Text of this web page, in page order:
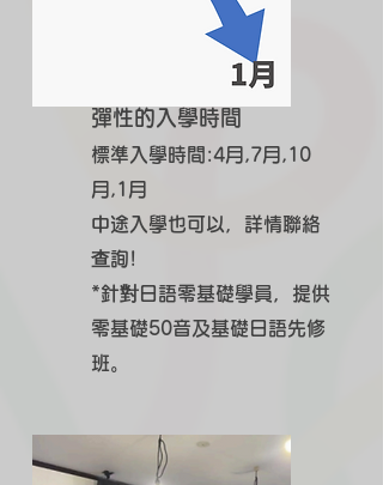
彈性的入學時間
標準入學時間:4月,7月,10
月,1月
中途入學也可以，詳情聯絡
查詢!
​*針對日語零基礎學員，提供
零基礎50音及基礎日語先修
班。